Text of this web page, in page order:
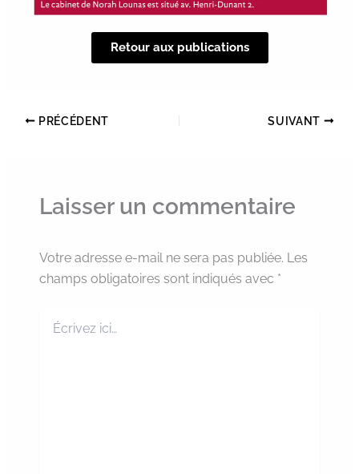
Retour aux publications
PRÉCÉDENT SUIVANT
Laisser un commentaire
Votre adresse e-mail ne sera pas publiée. Les
champs obligatoires sont indiqués avec *
ici…